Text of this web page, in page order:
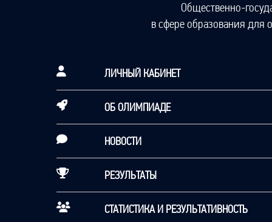
Общественно-
в сфере образования для
ЛИЧНЫЙ КАБИНЕТ
ОБ ОЛИМПИАДЕ
НОВОСТИ
РЕЗУЛЬТАТЫ
СТАТИСТИКА И РЕЗУЛЬТАТИВНОСТЬ